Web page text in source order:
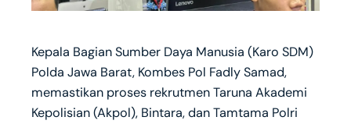
Kepala Bagian Sumber Daya Manusia (Karo SDM)
Polda Jawa Barat, Kombes Pol Fadly Samad,
memastikan proses rekrutmen Taruna Akademi
Kepolisian (Akpol), Bintara, dan Tamtama Polri